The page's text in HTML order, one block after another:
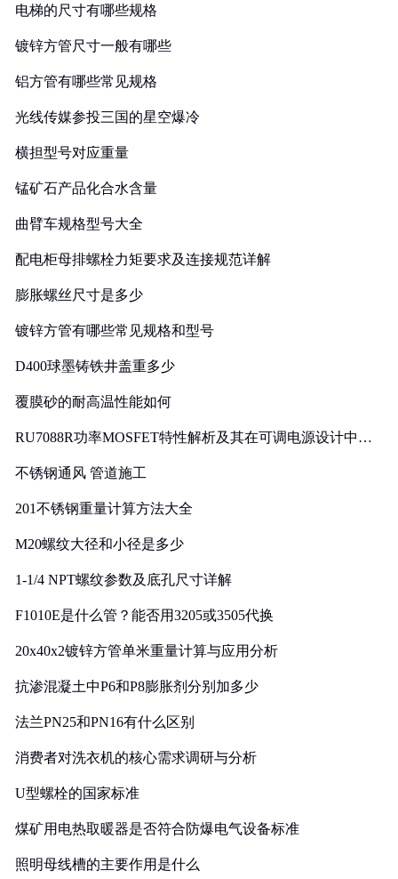
电梯的尺寸有哪些规格
镀锌方管尺寸一般有哪些
铝方管有哪些常见规格
光线传媒参投三国的星空爆冷
横担型号对应重量
锰矿石产品化合水含量
曲臂车规格型号大全
配电柜母排螺栓力矩要求及连接规范详解
膨胀螺丝尺寸是多少
镀锌方管有哪些常见规格和型号
D400球墨铸铁井盖重多少
覆膜砂的耐高温性能如何
RU7088R功率MOSFET特性解析及其在可调电源设计中的
不锈钢通风 管道施工
201不锈钢重量计算方法大全
M20螺纹大径和小径是多少
1-1/4 NPT螺纹参数及底孔尺寸详解
F1010E是什么管？能否用3205或3505代换
20x40x2镀锌方管单米重量计算与应用分析
抗渗混凝土中P6和P8膨胀剂分别加多少
法兰PN25和PN16有什么区别
消费者对洗衣机的核心需求调研与分析
U型螺栓的国家标准
煤矿用电热取暖器是否符合防爆电气设备标准
照明母线槽的主要作用是什么